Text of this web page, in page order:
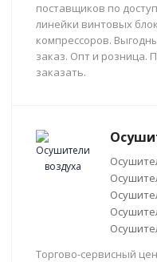
поставщиков по
линейки винтовых
компрессоров.
заказ. Опт и розница.
заказать.
Торгово-сервисный